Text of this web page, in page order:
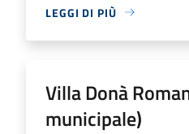
LEGGI DI PIÙ
Villa Donà
municipale)